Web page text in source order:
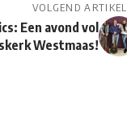
VOLGEND ARTIKEL
Een avond vol
Westmaas!